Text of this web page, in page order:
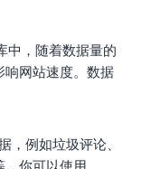
中，随着数据量的
响网站速度。数据
，例如垃圾评论、